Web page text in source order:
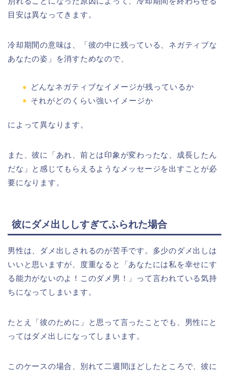
目安は異なってきます。
冷却期間の意味は、「彼の中に残っている、ネガティブな
あなたの姿」を消すためなので、
どんなネガティブなイメージが残っているか
それがどのくらい強いイメージか
によって異なります。
また、彼に「あれ、前とは印象が変わったな、成長したん
だな」と感じてもらえるようなメッセージを出すことが必
要になります。
彼にダメ出ししすぎてふられた場合
男性は、ダメ出しされるのが苦手です。多少のダメ出しは
いいと思いますが、度重なると「あなたには私を幸せにす
る能力がないのよ！このダメ男！」って言われている気持
ちになってしまいます。
たとえ「彼のために」と思って言ったことでも、男性にと
ってはダメ出しになってしまいます。
このケースの場合、別れて二週間ほどしたところで、彼に